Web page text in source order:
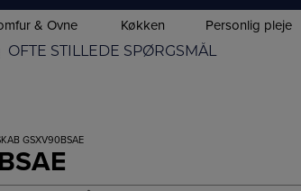
& Ovne Køkken Personlig pleje
OFTE STILLEDE SPØRGSMÅL
GSXV90BSAE